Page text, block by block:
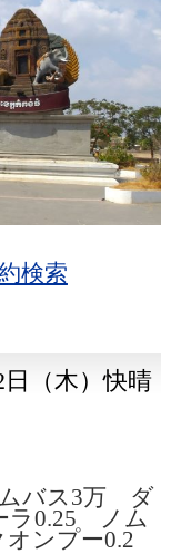
検索
（木）快晴
バス3万 ダ
ラ0.25 ノム
ンプー0.2